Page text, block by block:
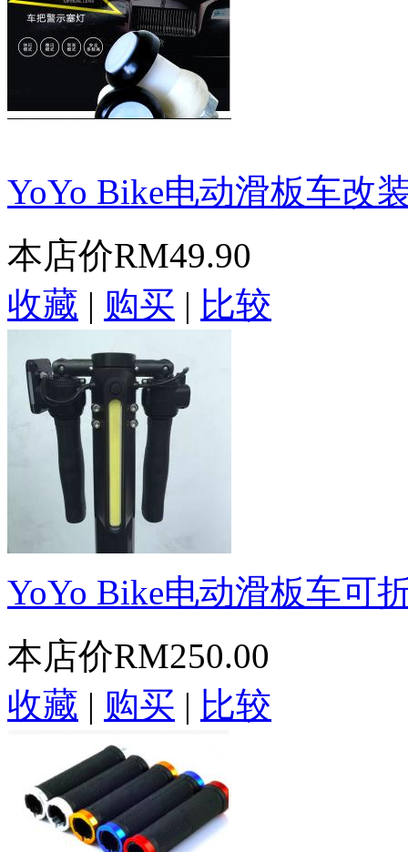
YoYo Bike电动滑板车改
本店价RM49.90
收藏 | 购买 | 比较
YoYo Bike电动滑板车可
本店价RM250.00
收藏 | 购买 | 比较